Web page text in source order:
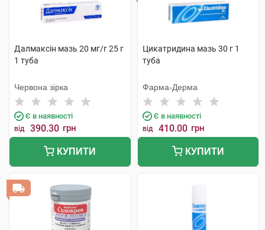
Далмаксін мазь 20 мг/г 25 г
1 туба
Червона зірка
Є в наявності
від 390.30 грн
КУПИТИ
Цикатридина мазь 30 г 1
туба
Фарма-Дерма
Є в наявності
від 410.00 грн
КУПИТИ